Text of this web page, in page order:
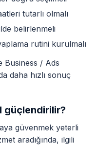
tutarlı olmalı
belirlenmeli
rutini kurulmalı
Business / Ads
daha hızlı sonuç
güçlendirilir?
güvenmek yeterli
aradığında, ilgili